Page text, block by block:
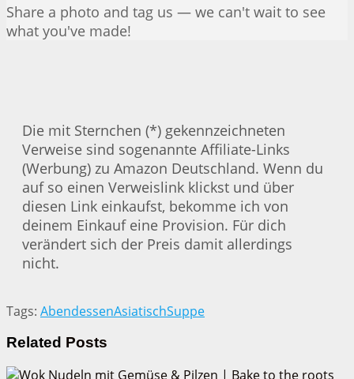
Share a photo and tag us — we can't wait to see
what you've made!
Die mit Sternchen (*) gekennzeichneten
Verweise sind sogenannte Affiliate-Links
(Werbung) zu Amazon Deutschland. Wenn du
auf so einen Verweislink klickst und über
diesen Link einkaufst, bekomme ich von
deinem Einkauf eine Provision. Für dich
verändert sich der Preis damit allerdings
nicht.
Tags: AbendessenAsiatischSuppe
Related Posts